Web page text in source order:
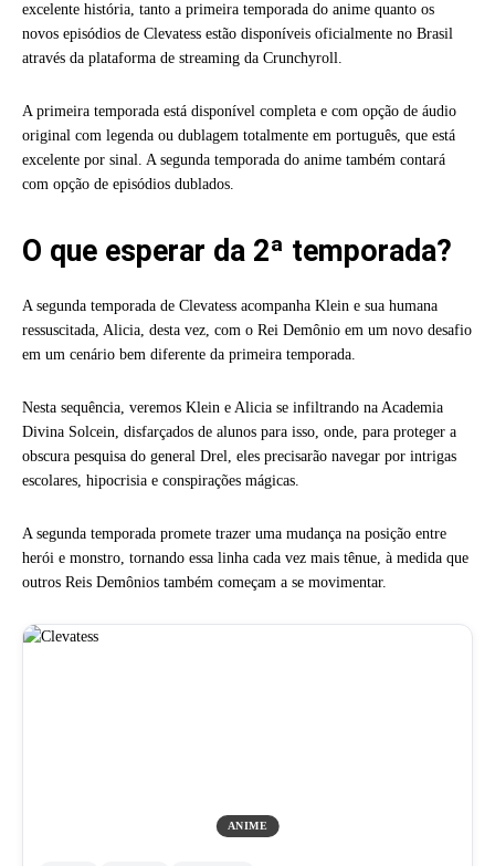
excelente história, tanto a primeira temporada do anime quanto os
novos episódios de Clevatess estão disponíveis oficialmente no Brasil
através da plataforma de streaming da Crunchyroll.
A primeira temporada está disponível completa e com opção de áudio
original com legenda ou dublagem totalmente em português, que está
excelente por sinal. A segunda temporada do anime também contará
com opção de episódios dublados.
O que esperar da 2ª temporada?
A segunda temporada de Clevatess acompanha Klein e sua humana
ressuscitada, Alicia, desta vez, com o Rei Demônio em um novo desafio
em um cenário bem diferente da primeira temporada.
Nesta sequência, veremos Klein e Alicia se infiltrando na Academia
Divina Solcein, disfarçados de alunos para isso, onde, para proteger a
obscura pesquisa do general Drel, eles precisarão navegar por intrigas
escolares, hipocrisia e conspirações mágicas.
A segunda temporada promete trazer uma mudança na posição entre
herói e monstro, tornando essa linha cada vez mais tênue, à medida que
outros Reis Demônios também começam a se movimentar.
ANIME